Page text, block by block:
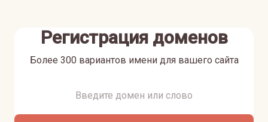
Регистрация доменов
Более 300 вариантов имени для вашего сайта